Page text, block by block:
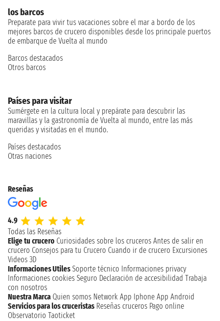
los barcos
Preparate para vivir tus vacaciones sobre el mar a bordo de los
mejores barcos de crucero disponibles desde los principale puertos
de embarque de Vuelta al mundo
Barcos destacados
Otros barcos
Países para visitar
Sumérgete en la cultura local y prepárate para descubrir las
maravillas y la gastronomía de Vuelta al mundo, entre las más
queridas y visitadas en el mundo.
Países destacados
Otras naciones
Reseñas
4.9
Todas las Reseñas
Elige tu crucero Curiosidades sobre los cruceros Antes de salir en
crucero Consejos para tu Crucero Cuando ir de crucero Excursiones
Videos 3D
Informaciones Utiles Soporte técnico Informaciones privacy
Informaciones cookies Seguro Declaración de accesibilidad Trabaja
con nosotros
Nuestra Marca Quien somos Network App Iphone App Android
Servicios para los cruceristas Reseñas cruceros Pago online
Observatorio Taoticket